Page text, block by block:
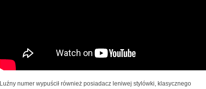
Luźny numer wypuścił również posiadacz leniwej stylówki, klasycznego